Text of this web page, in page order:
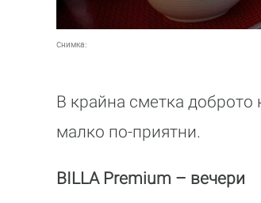
Снимка:
В крайна сметка доброто
малко по-приятни.
BILLA Premium – вечери